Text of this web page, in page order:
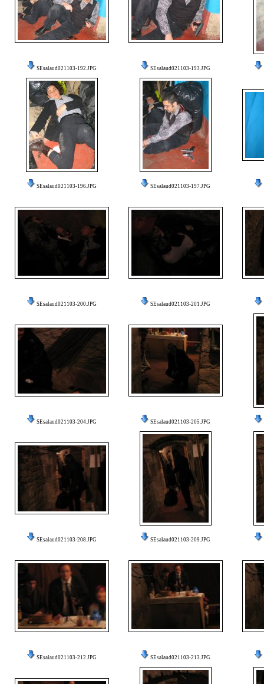
SEsalaud021103-192.JPG SEsalaud021103-193.JPG
SEsalaud021103-196.JPG SEsalaud021103-197.JPG
SEsalaud021103-200.JPG SEsalaud021103-201.JPG
SEsalaud021103-204.JPG SEsalaud021103-205.JPG
SEsalaud021103-208.JPG SEsalaud021103-209.JPG
SEsalaud021103-212.JPG SEsalaud021103-213.JPG